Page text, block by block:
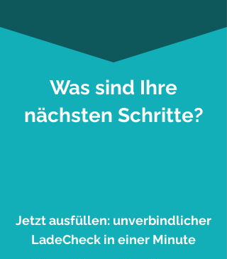
Was sind Ihre
nächsten Schritte?
Jetzt ausfüllen: unverbindlicher
LadeCheck in einer Minute